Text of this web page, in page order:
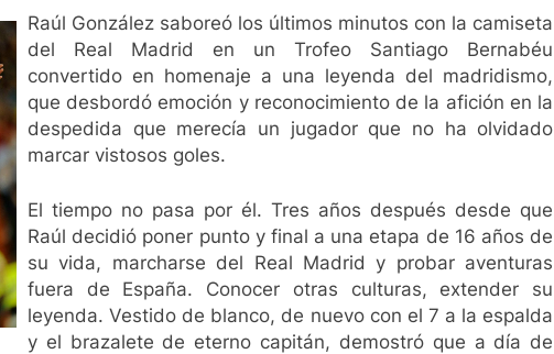
Raúl González saboreó los últimos minutos con la camiseta
del Real Madrid en un Trofeo Santiago Bernabéu
convertido en homenaje a una leyenda del madridismo,
que desbordó emoción y reconocimiento de la afición en la
despedida que merecía un jugador que no ha olvidado
marcar vistosos goles.
El tiempo no pasa por él. Tres años después desde que
Raúl decidió poner punto y final a una etapa de 16 años de
su vida, marcharse del Real Madrid y probar aventuras
fuera de España. Conocer otras culturas, extender su
leyenda. Vestido de blanco, de nuevo con el 7 a la espalda
y el brazalete de eterno capitán, demostró que a día de